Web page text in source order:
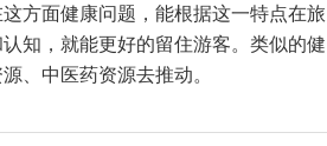
方面健康问题，能根据这一特点在旅
知，就能更好的留住游客。类似的健
、中医药资源去推动。